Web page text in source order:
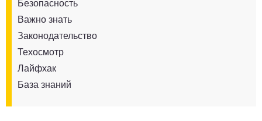
Безопасность
Важно знать
Законодательство
Техосмотр
Лайфхак
База знаний